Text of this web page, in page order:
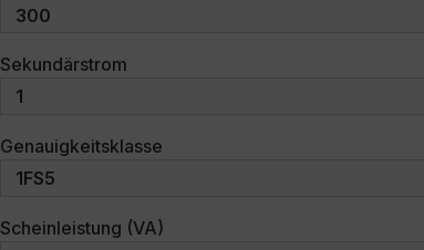
Sekundärstrom
Genauigkeitsklasse
Scheinleistung (VA)